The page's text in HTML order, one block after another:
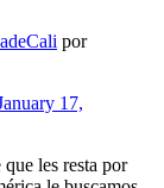
por
17,
les resta por